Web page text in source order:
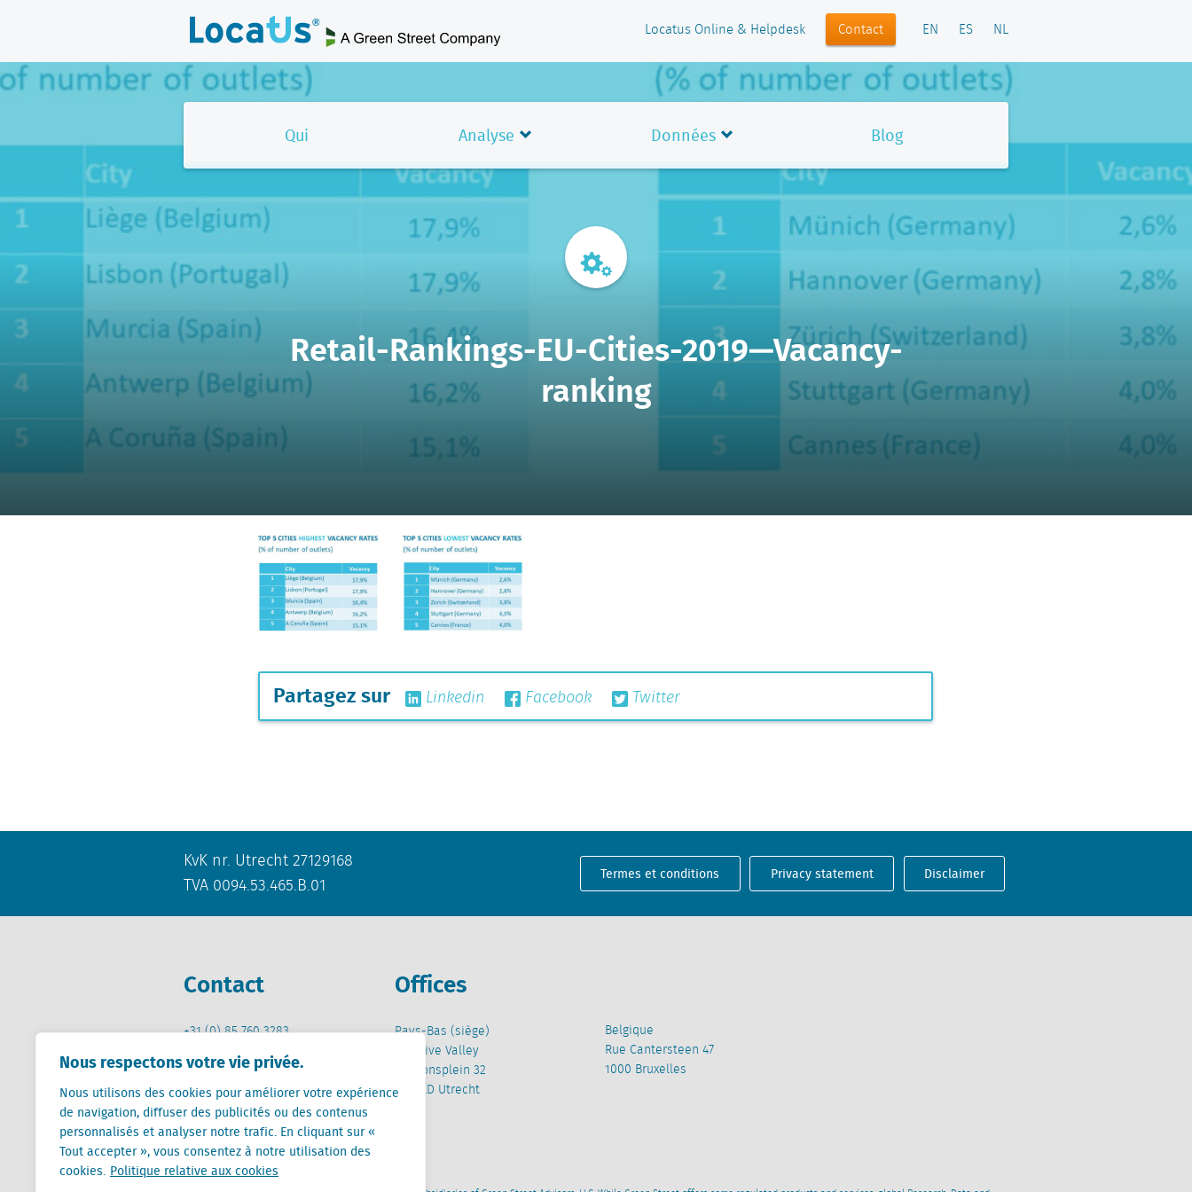
Nous respectons votre vie privée.
Nous utilisons des cookies pour améliorer votre expérience
de navigation, diffuser des publicités ou des contenus
personnalisés et analyser notre trafic. En cliquant sur «
Tout accepter », vous consentez à notre utilisation des
cookies. Politique relative aux cookies
Locatus Online & Helpdesk Contact EN ES NL
Qui Analyse Données Blog
Retail-Rankings-EU-Cities-2019—Vacancy-
ranking
Partagez sur Linkedin Facebook Twitter
KvK nr. Utrecht 27129168
TVA 0094.53.465.B.01
Termes et conditions Privacy statement Disclaimer
Contact
+31 (0) 85 760 3283
+32 (0) 2 267 2800
info@locatus.com
Offices
Pays-Bas (siège)
Creative Valley
Stationsplein 32
3511 ED Utrecht
Belgique
Rue Cantersteen 47
1000 Bruxelles